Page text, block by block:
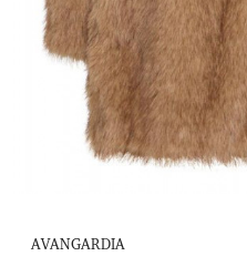
AVANGARDIA